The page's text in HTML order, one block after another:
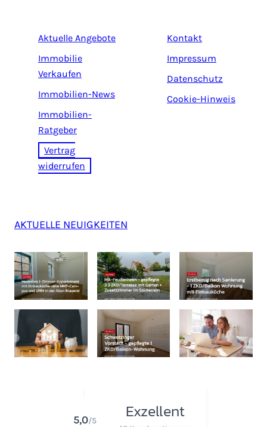
Aktuelle Angebote
Immobilie
Verkaufen
Immobilien-News
Immobilien-
Ratgeber
Vertrag
widerrufen
Kontakt
Impressum
Datenschutz
Cookie-Hinweis
AKTUELLE NEUIGKEITEN
5,0/5 Exzellent